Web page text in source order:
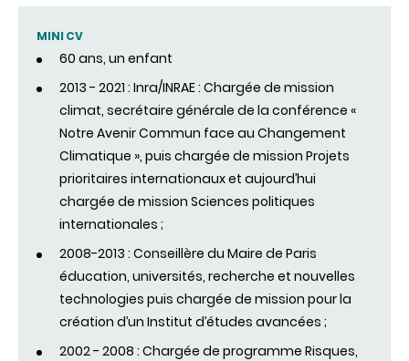
MINI CV
60 ans, un enfant
2013 - 2021 : Inra/INRAE : Chargée de mission
climat, secrétaire générale de la conférence «
Notre Avenir Commun face au Changement
Climatique », puis chargée de mission Projets
prioritaires internationaux et aujourd’hui
chargée de mission Sciences politiques
internationales ;
2008-2013 : Conseillère du Maire de Paris
éducation, universités, recherche et nouvelles
technologies puis chargée de mission pour la
création d’un Institut d’études avancées ;
2002 - 2008 : Chargée de programme Risques,